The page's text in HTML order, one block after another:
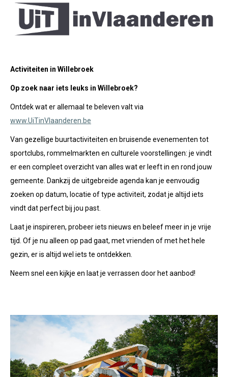
Activiteiten in Willebroek
Op zoek naar iets leuks in Willebroek?
Ontdek wat er allemaal te beleven valt via
www.UiTinVlaanderen.be
Van gezellige buurtactiviteiten en bruisende evenementen tot
sportclubs, rommelmarkten en culturele voorstellingen: je vindt
er een compleet overzicht van alles wat er leeft in en rond jouw
gemeente. Dankzij de uitgebreide agenda kan je eenvoudig
zoeken op datum, locatie of type activiteit, zodat je altijd iets
vindt dat perfect bij jou past.
Laat je inspireren, probeer iets nieuws en beleef meer in je vrije
tijd. Of je nu alleen op pad gaat, met vrienden of met het hele
gezin, er is altijd wel iets te ontdekken.
Neem snel een kijkje en laat je verrassen door het aanbod!